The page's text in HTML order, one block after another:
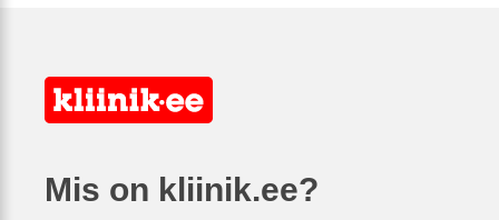
Mis on kliinik.ee?